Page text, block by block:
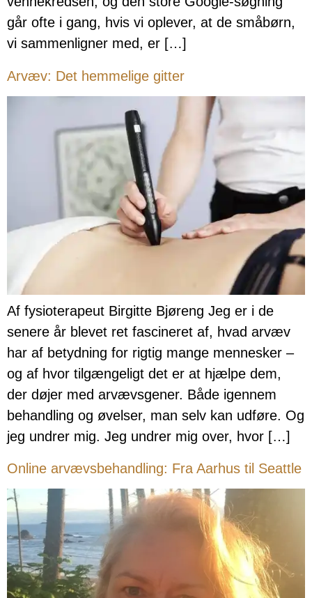
går ofte i gang, hvis vi oplever, at de småbørn,
vi sammenligner med, er […]
Arvæv: Det hemmelige gitter
Af fysioterapeut Birgitte Bjøreng Jeg er i de
senere år blevet ret fascineret af, hvad arvæv
har af betydning for rigtig mange mennesker –
og af hvor tilgængeligt det er at hjælpe dem,
der døjer med arvævsgener. Både igennem
behandling og øvelser, man selv kan udføre. Og
jeg undrer mig. Jeg undrer mig over, hvor […]
Online arvævsbehandling: Fra Aarhus til Seattle